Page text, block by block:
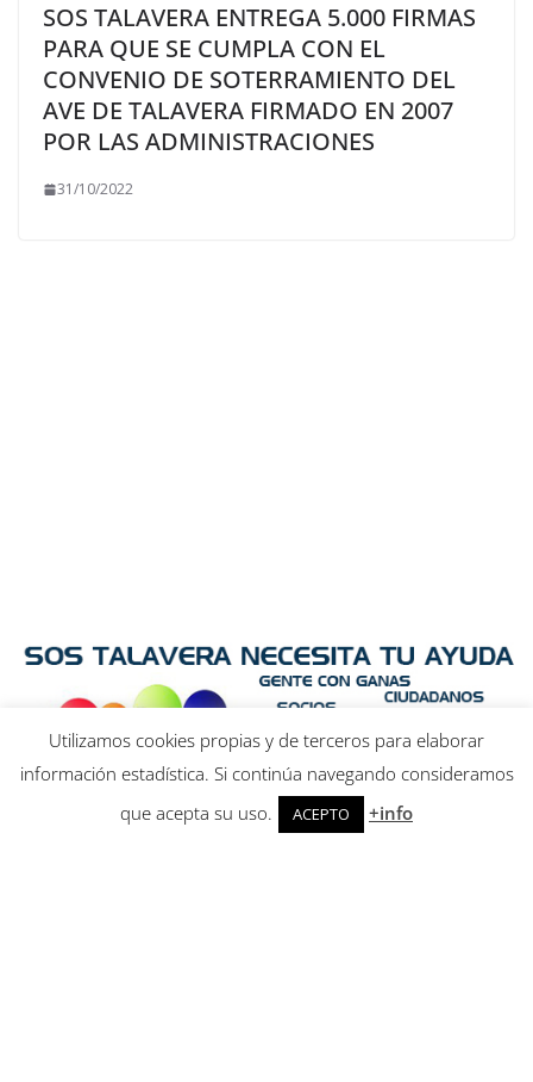
SOS TALAVERA ENTREGA 5.000 FIRMAS
PARA QUE SE CUMPLA CON EL
CONVENIO DE SOTERRAMIENTO DEL
AVE DE TALAVERA FIRMADO EN 2007
POR LAS ADMINISTRACIONES
31/10/2022
Utilizamos cookies propias y de terceros para elaborar
información estadística. Si continúa navegando consideramos
que acepta su uso.
ACEPTO +info